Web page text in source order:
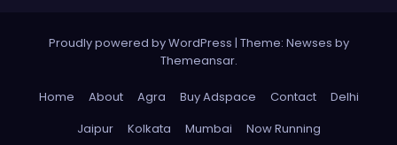
Proudly powered by WordPress | Theme: Newses by
Themeansar.
Home About Agra Buy Adspace Contact
Delhi
Jaipur
Kolkata Mumbai Now Running